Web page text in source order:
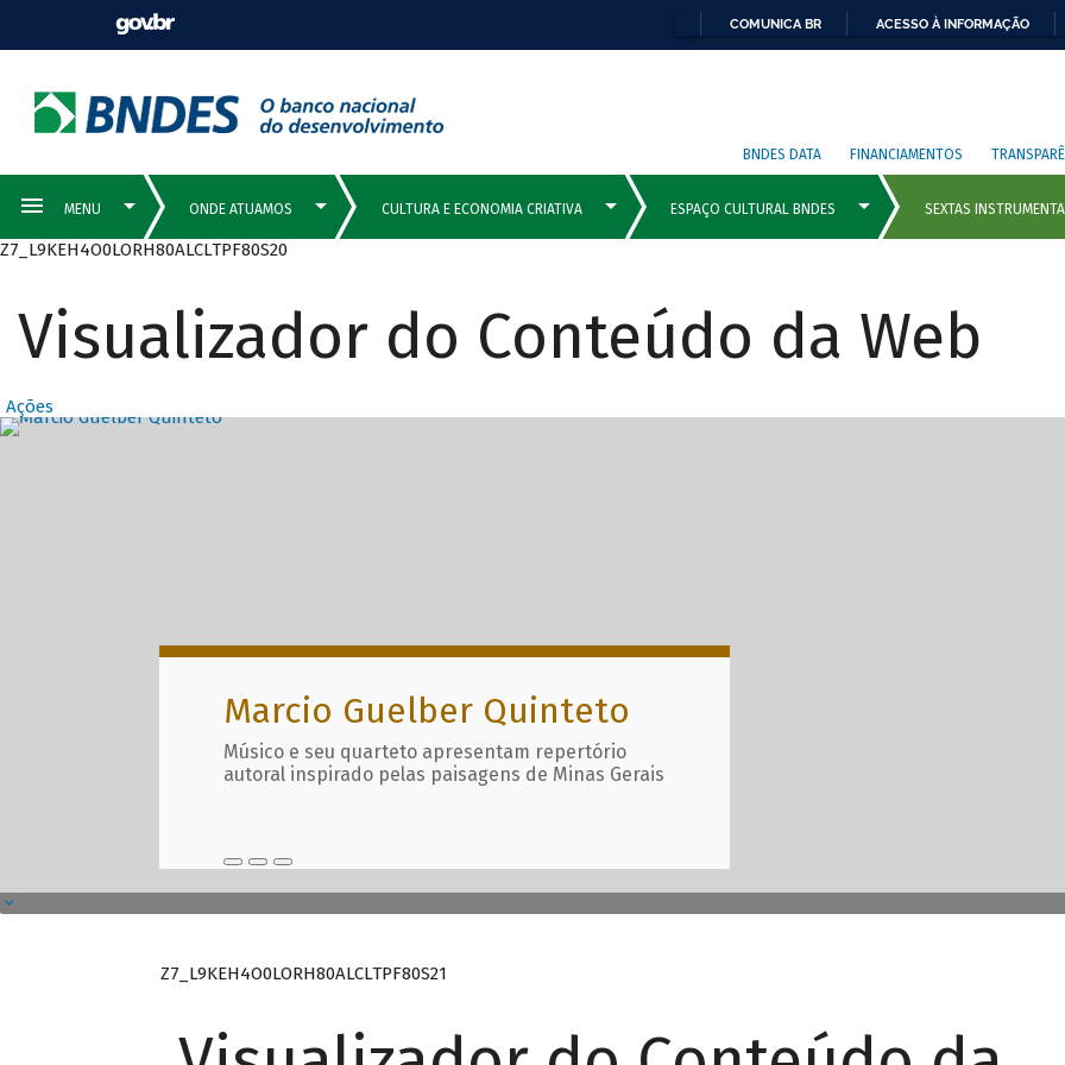
COMUNICA BR ACESSO À INFORMAÇÃO
BNDES DATA FINANCIAMENTOS
Z7_L9KEH4O0LORH80ALCLTPF80S20
Visualizador do Conteúdo da Web
Ações
Destaques Principais com
Marcio Guelber Quinteto
Músico e seu quarteto apresentam repertório
autoral inspirado pelas paisagens de Minas Gerais
Z7_L9KEH4O0LORH80ALCLTPF80S21